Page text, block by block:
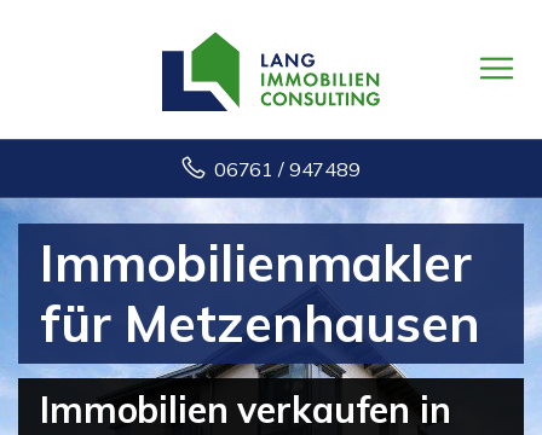
06761 / 947489
Immobilienmakler
für Metzenhausen
Immobilien verkaufen in